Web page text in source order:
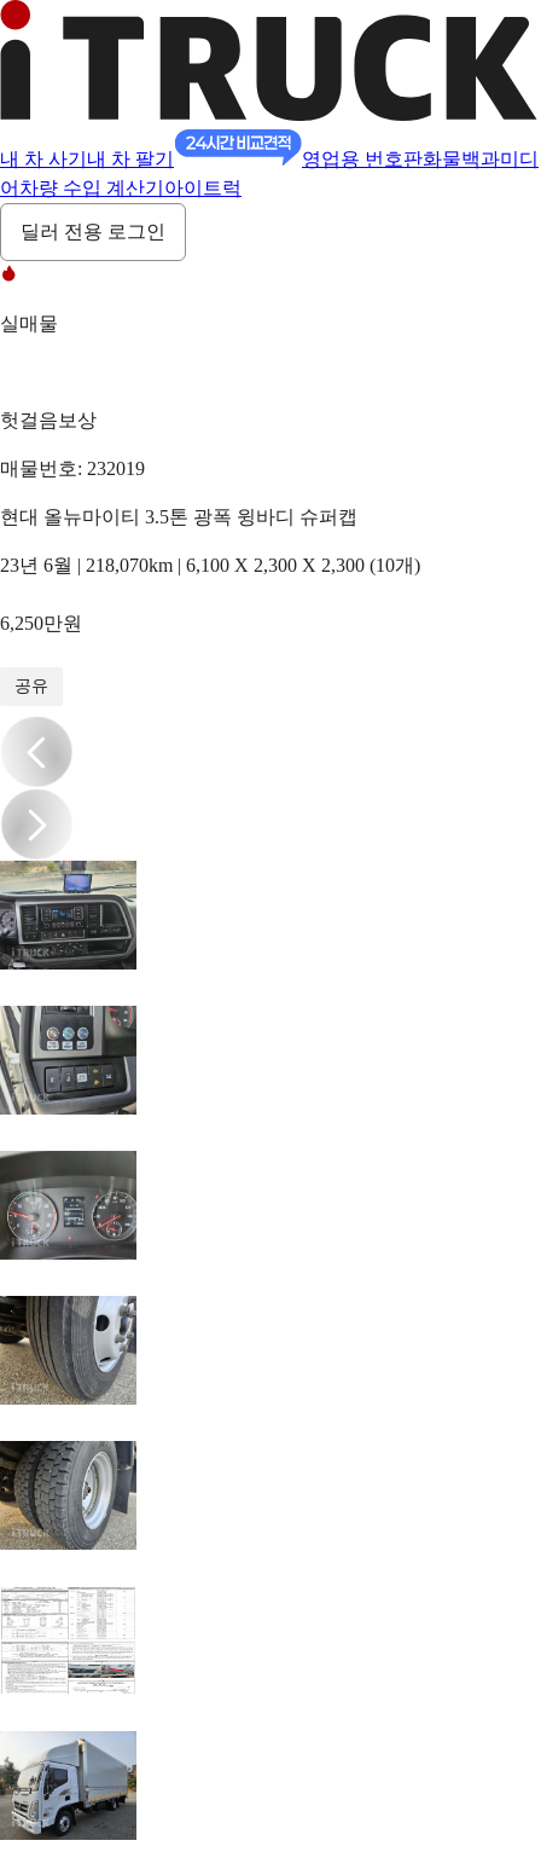
내 차 사기 내 차 팔기 영업용 번호판화물백과미디
어 차량 수입 계산기 아이트럭
딜러 전용 로그인
실매물
헛걸음보상
매물번호: 232019
현대 올뉴마이티 3.5톤 광폭 윙바디 슈퍼캡
23년 6월 | 218,070km | 6,100 X 2,300 X 2,300 (10개)
6,250만원
공유
/20